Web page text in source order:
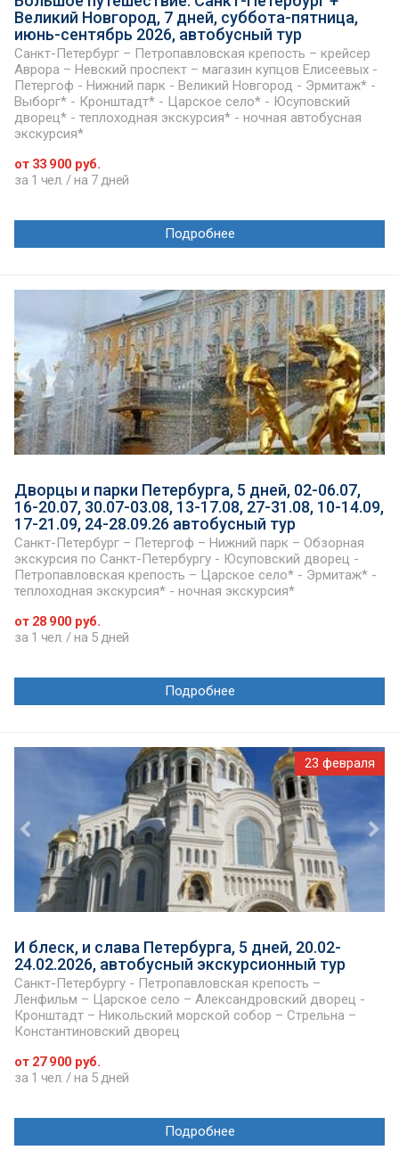
Великий Новгород, 7 дней, суббота-пятница,
июнь-сентябрь 2026, автобусный тур
Санкт-Петербург – Петропавловская крепость – крейсер
Аврора – Невский проспект – магазин купцов Елисеевых -
Петергоф - Нижний парк - Великий Новгород - Эрмитаж* -
Выборг* - Кронштадт* - Царское село* - Юсуповский
дворец* - теплоходная экскурсия* - ночная автобусная
экскурсия*
от 33 900 руб.
за 1 чел. / на 7 дней
Подробнее
Дворцы и парки Петербурга, 5 дней, 02-06.07,
16-20.07, 30.07-03.08, 13-17.08, 27-31.08, 10-14.09,
17-21.09, 24-28.09.26 автобусный тур
Санкт-Петербург – Петергоф – Нижний парк – Обзорная
экскурсия по Санкт-Петербургу - Юсуповский дворец -
Петропавловская крепость – Царское село* - Эрмитаж* -
теплоходная экскурсия* - ночная экскурсия*
от 28 900 руб.
за 1 чел. / на 5 дней
Подробнее
23 февраля
И блеск, и слава Петербурга, 5 дней, 20.02-
24.02.2026, автобусный экскурсионный тур
Санкт-Петербургу - Петропавловская крепость –
Ленфильм – Царское село – Александровский дворец -
Кронштадт – Никольский морской собор – Стрельна –
Константиновский дворец
от 27 900 руб.
за 1 чел. / на 5 дней
Подробнее